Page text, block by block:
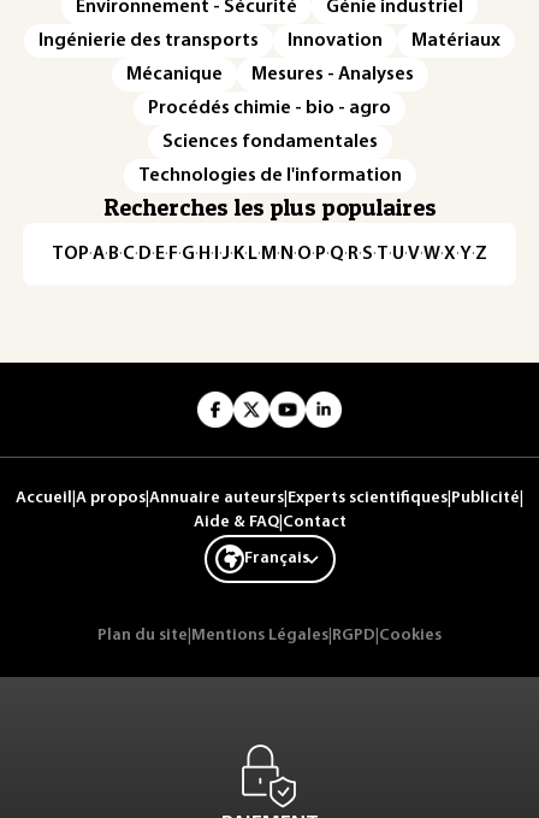
Environnement - Sécurité
Génie industriel
Ingénierie des transports
Innovation
Matériaux
Mécanique
Mesures - Analyses
Procédés chimie - bio - agro
Sciences fondamentales
Technologies de l'information
Recherches les plus populaires
TOP·A·B·C·D·E·F·G·H·I·J·K·L·M·N·O·P·Q·R·S·T·U·V·W·X·Y·Z
Accueil A propos Annuaire auteurs Experts scientifiques Publicité
Aide & FAQ| Contact
Français
Plan du site Mentions Légales RGPD Cookies